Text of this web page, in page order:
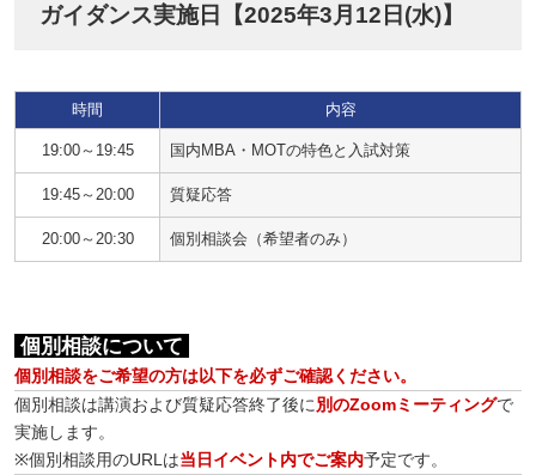
ガイダンス実施日【2025年3月12日(水)】
時間 内容
19:00～19:45 国内MBA・MOTの特色と入試対策
19:45～20:00 質疑応答
20:00～20:30 個別相談会（希望者のみ）
個別相談について
個別相談をご希望の方は以下を必ずご確認ください。
個別相談は講演および質疑応答終了後に別のZoomミーティングで
実施します。
※個別相談用のURLは当日イベント内でご案内予定です。